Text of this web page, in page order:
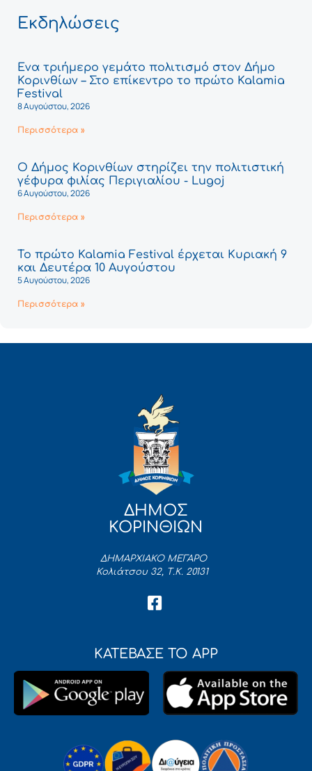
Εκδηλώσεις
Ένα τριήμερο γεμάτο πολιτισμό στον Δήμο
Κορινθίων – Στο επίκεντρο το πρώτο Kalamia
Festival
8 Αυγούστου, 2026
Περισσότερα »
Ο Δήμος Κορινθίων στηρίζει την πολιτιστική
γέφυρα φιλίας Περιγιαλίου - Lugoj
6 Αυγούστου, 2026
Περισσότερα »
Το πρώτο Kalamia Festival έρχεται Κυριακή 9
και Δευτέρα 10 Αυγούστου
5 Αυγούστου, 2026
Περισσότερα »
ΔΗΜΟΣ
ΚΟΡΙΝΘΙΩΝ
ΔΗΜΑΡΧΙΑΚΟ ΜΕΓΑΡΟ
Κολιάτσου 32, Τ.Κ. 20131
ΚΑΤΕΒΑΣΕ ΤΟ APP